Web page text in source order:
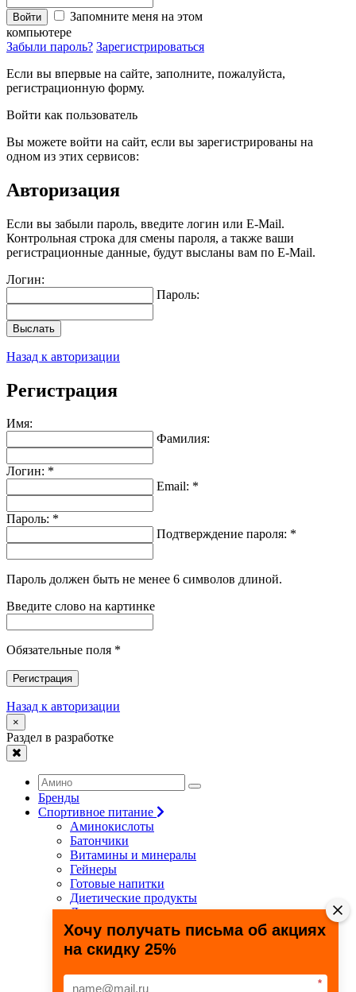
Войти
Запомните меня на этом
компьютере
Забыли пароль? Зарегистрироваться
Если вы впервые на сайте, заполните, пожалуйста,
регистрационную форму.
Войти как пользователь
Вы можете войти на сайт, если вы зарегистрированы на
одном из этих сервисов:
Авторизация
Если вы забыли пароль, введите логин или E-Mail.
Контрольная строка для смены пароля, а также ваши
регистрационные данные, будут высланы вам по E-Mail.
Логин:
Пароль:
Выслать
Назад к авторизации
Регистрация
Имя:
Фамилия:
Логин: *
Email: *
Пароль: *
Подтверждение пароля: *
Пароль должен быть не менее 6 символов длиной.
Введите слово на картинке
Обязательные поля *
Регистрация
Назад к авторизации
×
Раздел в разработке
Бренды
Спортивное питание
Аминокислоты
Батончики
Витамины и минералы
Гейнеры
Готовые напитки
Диетические продукты
Для связок и суставов
Жиросжигатели
Здоровье и долголетие
Креатин
Специальные препараты
Хочу получать письма об акциях
на скидку 25%
*